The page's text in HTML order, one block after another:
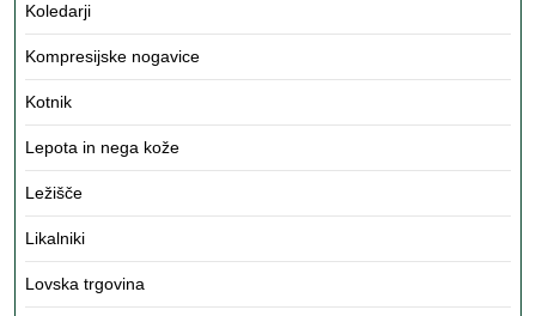
Koledarji
Kompresijske nogavice
Kotnik
Lepota in nega kože
Ležišče
Likalniki
Lovska trgovina